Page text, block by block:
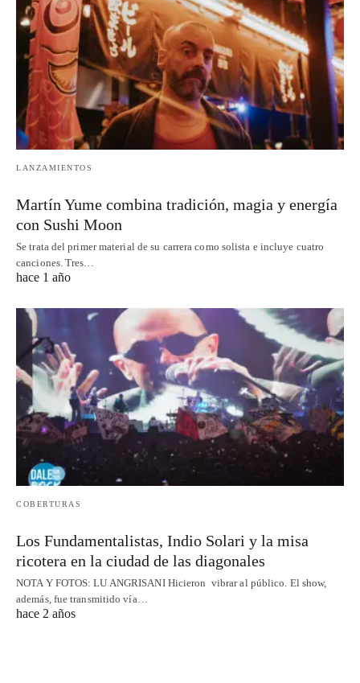
LANZAMIENTOS
Martín Yume combina tradición, magia y energía
con Sushi Moon
Se trata del primer material de su carrera como solista e incluye cuatro
canciones. Tres…
hace 1 año
COBERTURAS
Los Fundamentalistas, Indio Solari y la misa
ricotera en la ciudad de las diagonales
NOTA Y FOTOS: LU ANGRISANI Hicieron vibrar al público. El show,
además, fue transmitido vía…
hace 2 años